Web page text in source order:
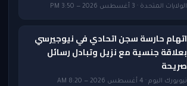
الولايات المتحدة · 3 أغسطس 2026 — 3:50 PM
اتهام حارسة سجن اتحادي في نيوجيرسي
بعلاقة جنسية مع نزيل وتبادل رسائل
صريحة
نيويورك اليوم · 4 أغسطس 2026 — 8:20 AM